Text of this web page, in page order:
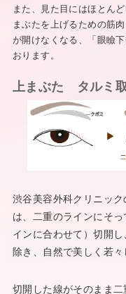
また、見た目にはほとん
まぶたを上げるための筋
が開けなくなる、「眼瞼
おります。
上まぶた タルミ
渋谷美容外科クリニック
は、二重のラインにそ
インに合わせて）切開
除き、自然で美しく若
切開した線がそのまま